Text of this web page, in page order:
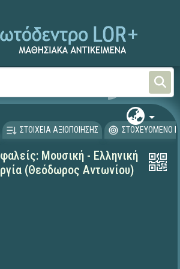
Μαθαίνουμε στο Σπίτι
ΣΤΟΙΧΕΙΑ ΑΞΙΟΠΟΙΗΣΗΣ ΣΤΟΧΕΥΟΜΕΝΟ
Μουσική - Ελληνική
(Θεόδωρος Αντωνίου)